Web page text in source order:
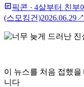
픽콘 · 4살부터 친부
(스모킹건)2026.06.29↗
이 뉴스를 처음 접했
니다